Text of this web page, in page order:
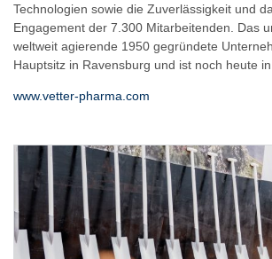
Technologien sowie die Zuverlässigkeit und
Engagement der 7.300 Mitarbeitenden. Das
weltweit agierende 1950 gegründete
Hauptsitz in Ravensburg und ist noch heute
www.vetter-pharma.com